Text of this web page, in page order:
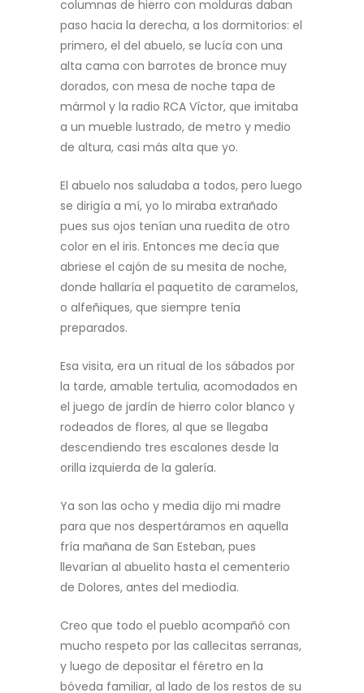
columnas de hierro con molduras daban
paso hacia la derecha, a los dormitorios: el
primero, el del abuelo, se lucía con una
alta cama con barrotes de bronce muy
dorados, con mesa de noche tapa de
mármol y la radio RCA Víctor, que imitaba
a un mueble lustrado, de metro y medio
de altura, casi más alta que yo.
El abuelo nos saludaba a todos, pero luego
se dirigía a mí, yo lo miraba extrañado
pues sus ojos tenían una ruedita de otro
color en el iris. Entonces me decía que
abriese el cajón de su mesita de noche,
donde hallaría el paquetito de caramelos,
o alfeñiques, que siempre tenía
preparados.
Esa visita, era un ritual de los sábados por
la tarde, amable tertulia, acomodados en
el juego de jardín de hierro color blanco y
rodeados de flores, al que se llegaba
descendiendo tres escalones desde la
orilla izquierda de la galería.
Ya son las ocho y media dijo mi madre
para que nos despertáramos en aquella
fría mañana de San Esteban, pues
llevarían al abuelito hasta el cementerio
de Dolores, antes del mediodía.
Creo que todo el pueblo acompañó con
mucho respeto por las callecitas serranas,
y luego de depositar el féretro en la
bóveda familiar, al lado de los restos de su